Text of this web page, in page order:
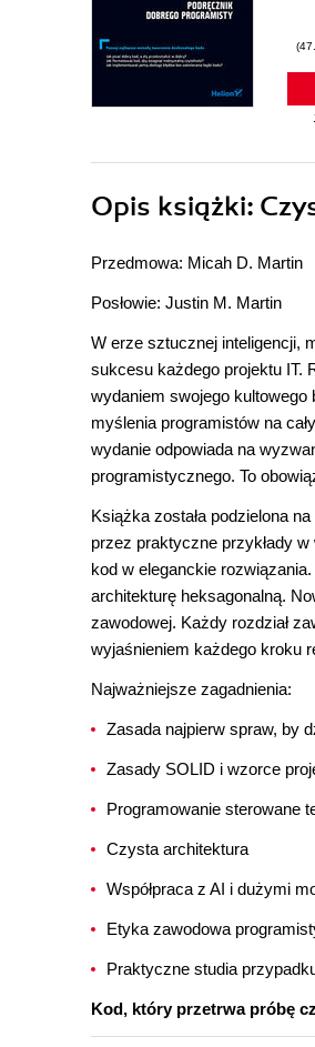
Opis książki:
Przedmowa: Micah D. Martin
Posłowie: Justin M. Martin
W erze sztucznej inteligencji,
sukcesu każdego projektu IT.
wydaniem swojego kultowego
myślenia programistów na
wydanie odpowiada na
programistycznego. To
Książka została podzielona
przez praktyczne przykłady
kod w eleganckie
architekturę heksagonalną.
zawodowej. Każdy rozdział
wyjaśnieniem każdego kroku
Najważniejsze zagadnienia:
Zasada najpierw spraw, by
Zasady SOLID i wzorce
Programowanie sterowane
Czysta architektura
Współpraca z AI i dużymi
Etyka zawodowa
Praktyczne studia
Kod, który przetrwa próbę